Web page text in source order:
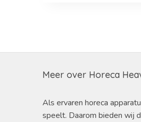
Meer over Horeca
Als ervaren horeca
speelt. Daarom bieden wij